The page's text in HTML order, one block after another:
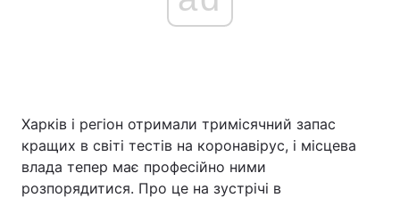
Харків і регіон отримали тримісячний запас
кращих в світі тестів на коронавірус, і місцева
влада тепер має професійно ними
розпорядитися. Про це на зустрічі в